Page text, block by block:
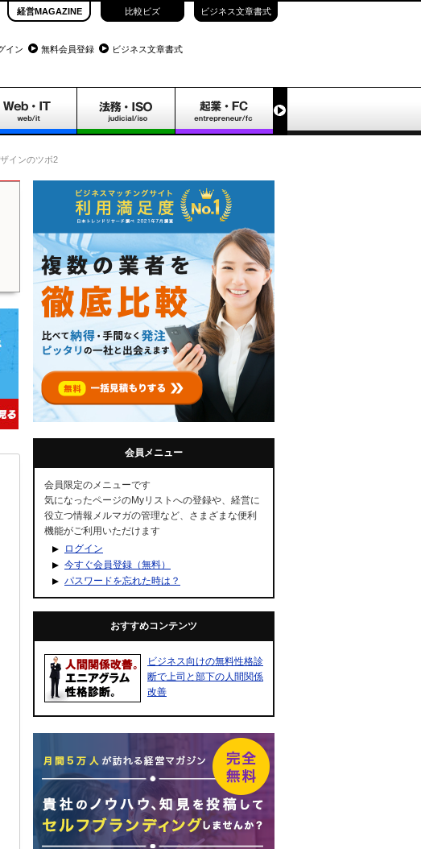
経営MAGAZINE 比較ビズ ビジネス文章書式
イン 無料会員登録 ビジネス文章書式
インのツボ2
会員メニュー
会員限定のメニューです
気になったページのMyリストへの登録や、経営に
役立つ情報メルマガの管理など、さまざまな便利
機能がご利用いただけます
ログイン
今すぐ会員登録（無料）
パスワードを忘れた時は？
おすすめコンテンツ
ビジネス向けの無料性格診
断で上司と部下の人間関係
改善